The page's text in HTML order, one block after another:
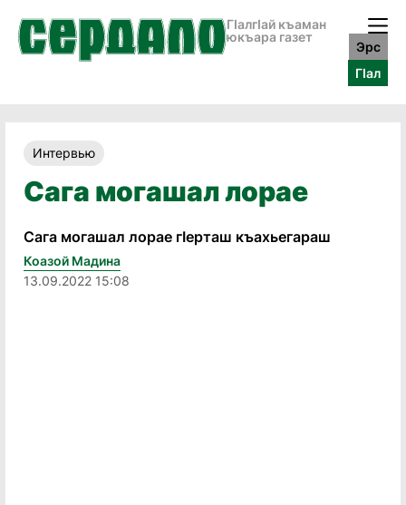
ГӀалгӀай къаман
юкъара газет
Эрс
ГӀал
Интервью
Сага могашал лорае
Сага могашал лорае гIерташ къахьегараш
Коазой Мадина
13.09.2022 15:08